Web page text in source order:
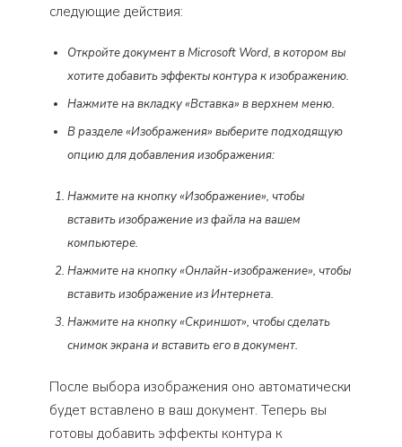
следующие действия:
Откройте документ в Microsoft Word, в котором вы
хотите добавить эффекты контура к изображению.
Нажмите на вкладку «Вставка» в верхнем меню.
В разделе «Изображения» выберите подходящую
опцию для добавления изображения:
Нажмите на кнопку «Изображение», чтобы
вставить изображение из файла на вашем
компьютере.
Нажмите на кнопку «Онлайн-изображение», чтобы
вставить изображение из Интернета.
Нажмите на кнопку «Скриншот», чтобы сделать
снимок экрана и вставить его в документ.
После выбора изображения оно автоматически
будет вставлено в ваш документ. Теперь вы
готовы добавить эффекты контура к